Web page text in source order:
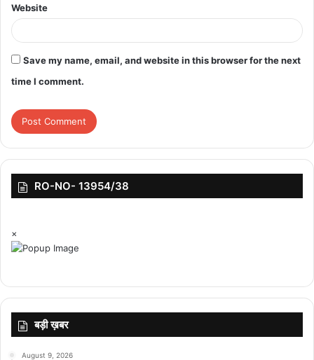
featured
Website
Save my name, email, and website in this browser for the next
time I comment.
RO-NO- 13954/38
×
बड़ी ख़बर
August 9, 2026